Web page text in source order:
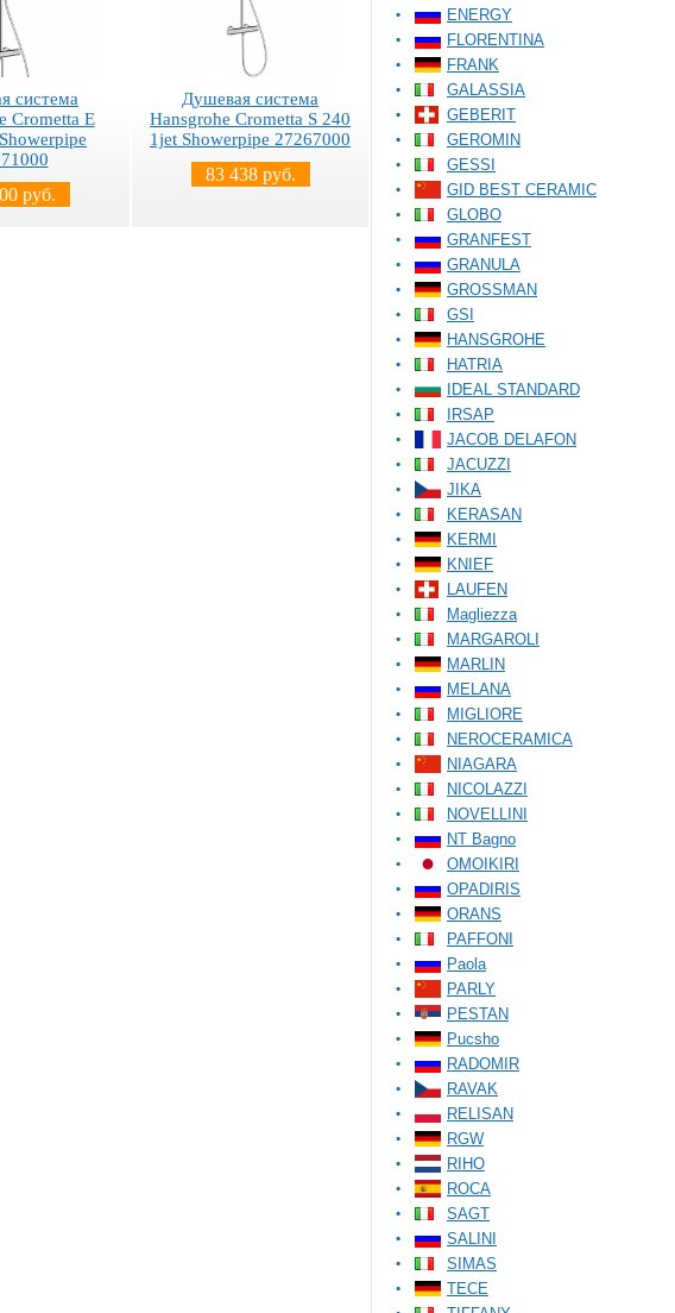
система
Crometta Е
руб.
Душевая система
Hansgrohe Crometta S 240
1jet Showerpipe 27267000
83 438 руб.
ENERGY
FLORENTINA
FRANK
GALASSIA
GEBERIT
GEROMIN
GESSI
GID BEST CERAMIC
GLOBO
GRANFEST
GRANULA
GROSSMAN
GSI
HANSGROHE
HATRIA
IDEAL STANDARD
IRSAP
JACOB DELAFON
JACUZZI
JIKA
KERASAN
KERMI
KNIEF
LAUFEN
Magliezza
MARGAROLI
MARLIN
MELANA
MIGLIORE
NEROCERAMICA
NIAGARA
NICOLAZZI
NOVELLINI
NT Bagno
OMOIKIRI
OPADIRIS
ORANS
PAFFONI
Paola
PARLY
PESTAN
Pucsho
RADOMIR
RAVAK
RELISAN
RGW
RIHO
ROCA
SAGT
SALINI
SIMAS
TECE